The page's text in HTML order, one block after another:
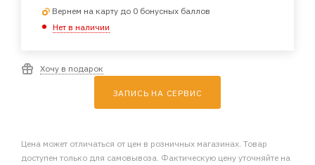
Вернем на карту до 0 бонусных баллов
Нет в наличии
Хочу в подарок
ЗАПИСЬ НА СЕРВИС
Цена может отличаться от цен в розничных магазинах. Товар
доступен только для самовывоза. Фактическую цену уточняйте на